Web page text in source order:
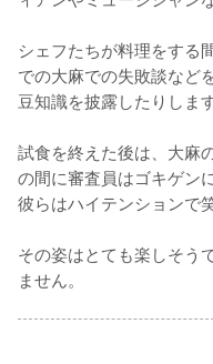
シェフたちが料理をする
での大麻での失敗談など
豆知識を披露したりします
試食を終えた後は、大麻
の間に審査員はゴキゲン
彼らはハイテンションで
その姿はとても楽しそう
ません。